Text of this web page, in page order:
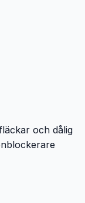
och dålig